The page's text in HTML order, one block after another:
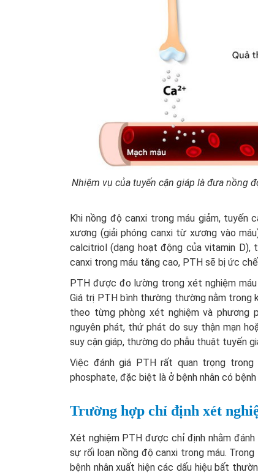
Nhiệm vụ của tuyến cận giáp là đưa nồng
Khi nồng độ canxi trong máu giảm,
xương (giải phóng canxi từ xương vào
calcitriol (dạng hoạt động của vitamin
canxi trong máu tăng cao, PTH sẽ bị ức
PTH được đo lường trong xét nghiệm
Giá trị PTH bình thường thường nằm
theo từng phòng xét nghiệm và phương
nguyên phát, thứ phát do suy thận mạn
suy cận giáp, thường do phẫu thuật tuyến
Việc đánh giá PTH rất quan trọng
phosphate, đặc biệt là ở bệnh nhân có
Trường hợp chỉ định xét
Xét nghiệm PTH được chỉ định nhằm
sự rối loạn nồng độ canxi trong máu.
bệnh nhân xuất hiện các dấu hiệu bất